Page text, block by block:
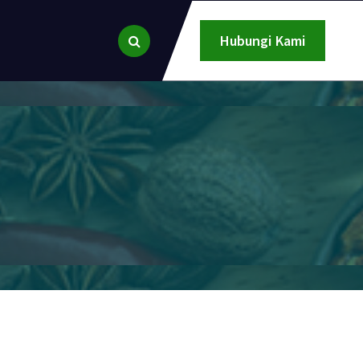
Hubungi Kami